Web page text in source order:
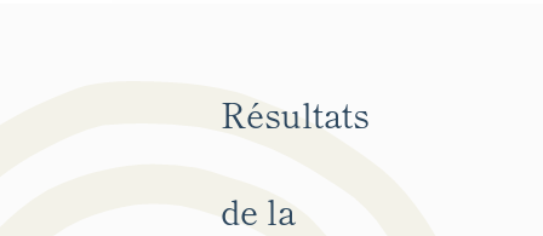
Résultats
de la